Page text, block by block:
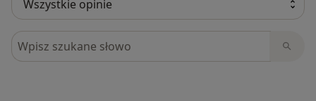
Szukaj w opiniach